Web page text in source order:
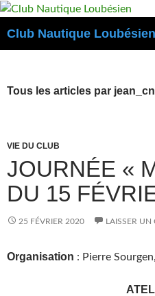
Aller
contenu
Club Nautique Loubésien
Tous les articles par
VIE DU CLUB
JOURNÉE «
DU 15
25 FÉVRIER 2020 LAISSER
Organisation : Pierre